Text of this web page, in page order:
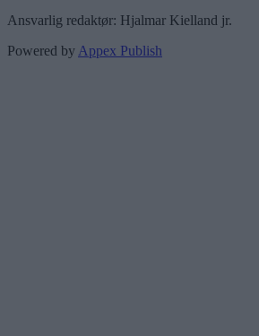
Ansvarlig redaktør: Hjalmar Kielland jr.
Powered by Appex Publish